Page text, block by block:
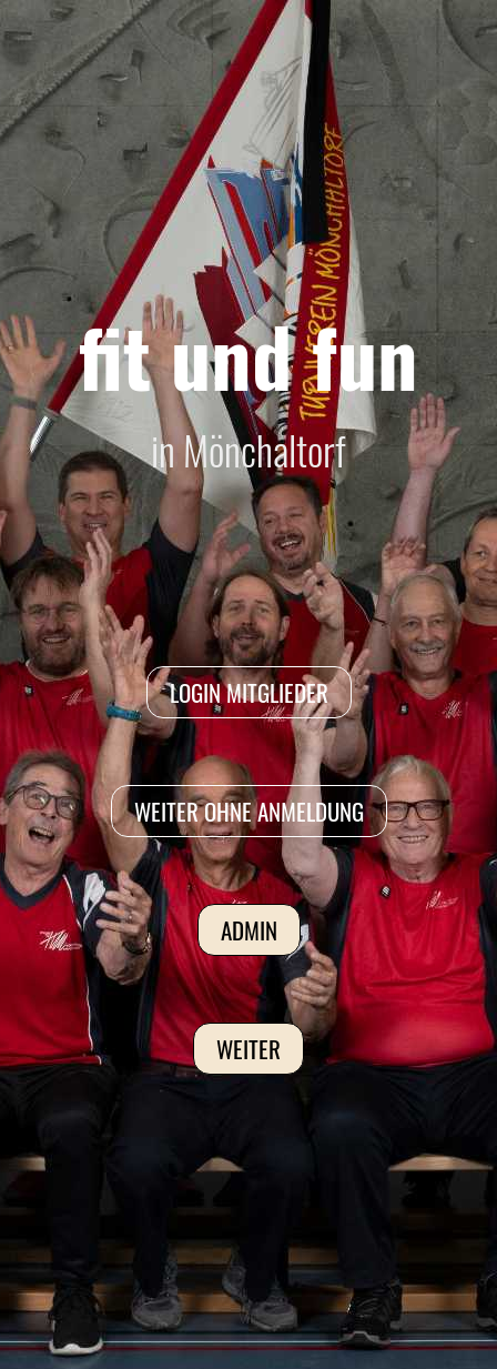
fit und fun
in Mönchaltorf
LOGIN MITGLIEDER
WEITER OHNE ANMELDUNG
ADMIN
WEITER